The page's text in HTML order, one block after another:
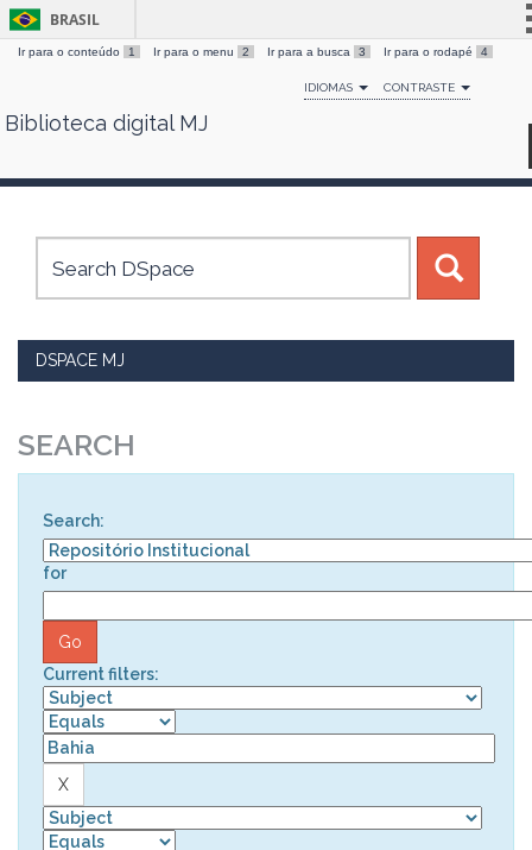
Skip
BRASIL
Simplifique!
Comunica BR
Canais
Ir para o conteúdo 1 Ir para o menu 2 Ir para a busca 3 Ir para o rodapé 4
IDIOMAS CONTRASTE
Biblioteca digital MJ
DSPACE MJ
SEARCH
Search:
for
Current filters: